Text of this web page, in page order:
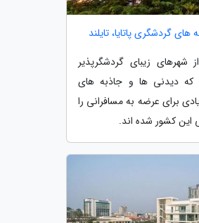
های گردشگری پاتایا، تایلند
شهرهای زیبای گردشگرپذیر
که دیدنی ها و جاذبه های
برای عرضه به مسافرانی را
این کشور شده اند.